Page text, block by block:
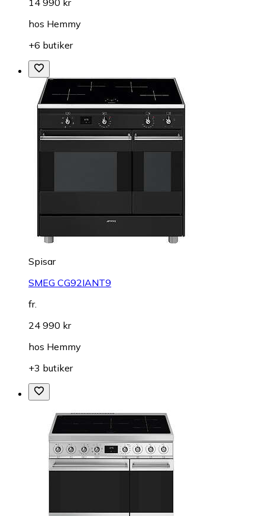
hos Hemmy
+6 butiker
Spisar
SMEG CG92IANT9
fr.
24 990 kr
hos Hemmy
+3 butiker